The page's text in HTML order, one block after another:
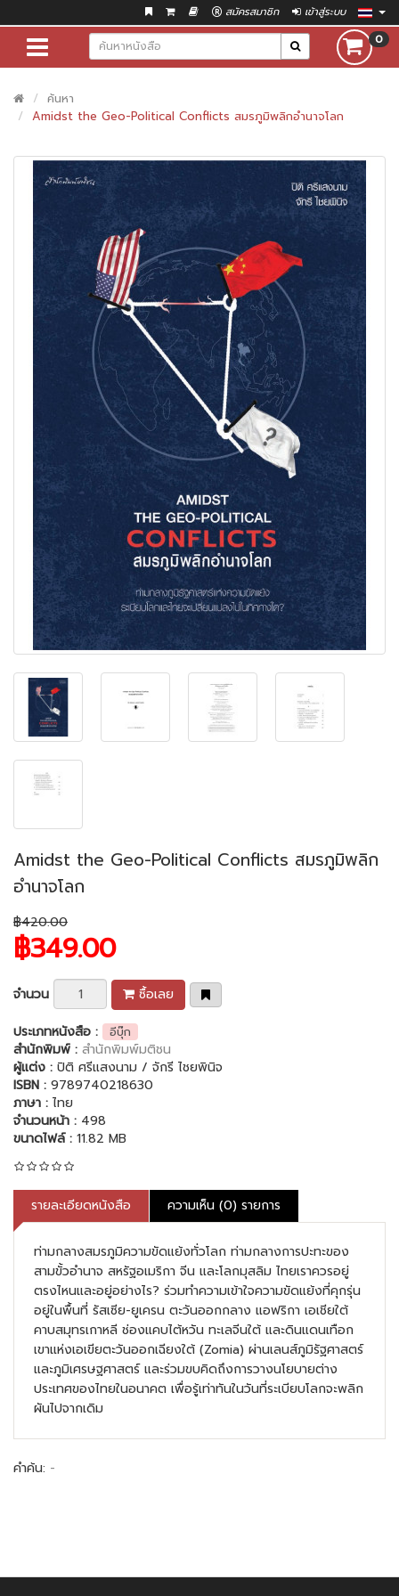
สมัครสมาชิก เข้าสู่ระบบ
0
ค้นหา
Amidst the Geo-Political Conflicts สมรภูมิพลิกอำนาจโลก
Amidst the Geo-Political Conflicts สมรภูมิพลิก
อำนาจโลก
฿420.00
฿349.00
จำนวน
ซื้อเลย
ประเภทหนังสือ :
อีบุ๊ก
สำนักพิมพ์ : สำนักพิมพ์มติชน
ผู้แต่ง : ปิติ ศรีแสงนาม / จักรี ไชยพินิจ
ISBN : 9789740218630
ภาษา : ไทย
จำนวนหน้า : 498
ขนาดไฟล์ : 11.82 MB
รายละเอียดหนังสือ ความเห็น (0) รายการ
ท่ามกลางสมรภูมิความขัดแย้งทั่วโลก ท่ามกลางการปะทะของ
สามขั้วอำนาจ สหรัฐอเมริกา จีน และโลกมุสลิม ไทยเราควรอยู่
ตรงไหนและอยู่อย่างไร? ร่วมทำความเข้าใจความขัดแย้งที่คุกรุ่น
อยู่ในพื้นที่ รัสเซีย-ยูเครน ตะวันออกกลาง แอฟริกา เอเชียใต้
คาบสมุทรเกาหลี ช่องแคบไต้หวัน ทะเลจีนใต้ และดินแดนเทือก
เขาแห่งเอเขียตะวันออกเฉียงใต้ (Zomia) ผ่านเลนส์ภูมิรัฐศาสตร์
และภูมิเศรษฐศาสตร์ และร่วมขบคิดถึงการวางนโยบายต่าง
ประเทศของไทยในอนาคต เพื่อรู้เท่าทันในวันที่ระเบียบโลกจะพลิก
ผันไปจากเดิม
คำค้น: -